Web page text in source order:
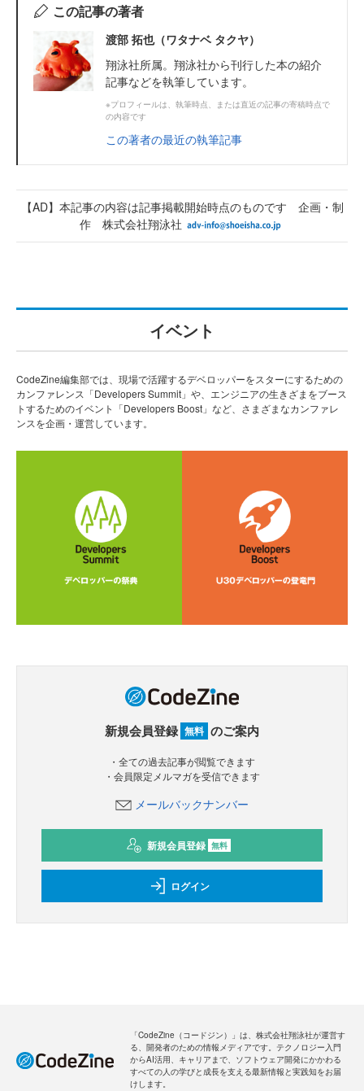
この記事の著者
渡部 拓也（ワタナベ タクヤ）
翔泳社所属。翔泳社から刊行した本の紹介
記事などを執筆しています。
※プロフィールは、執筆時点、または直近の記事の寄稿時点で
の内容です
この著者の最近の執筆記事
【AD】本記事の内容は記事掲載開始時点のものです 企画・制
作 株式会社翔泳社
イベント
CodeZine編集部では、現場で活躍するデベロッパーをスターにするための
カンファレンス「Developers Summit」や、エンジニアの生きざまをブース
トするためのイベント「Developers Boost」など、さまざまなカンファレ
ンスを企画・運営しています。
新規会員登録 無料 のご案内
・全ての過去記事が閲覧できます
・会員限定メルマガを受信できます
メールバックナンバー
新規会員登録 無料
ログイン
「CodeZine（コードジン）」は、株式会社翔泳社が運営す
る、開発者のための情報メディアです。テクノロジー入門
からAI活用、キャリアまで、ソフトウェア開発にかかわる
すべての人の学びと成長を支える最新情報と実践知をお届
けします。